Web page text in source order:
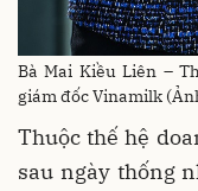
Bà Mai Kiều Liên –
giám đốc Vinamilk
Thuộc thế hệ
sau ngày thống